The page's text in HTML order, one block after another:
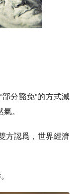
分豁免”的方式減
。
方認爲，世界經濟